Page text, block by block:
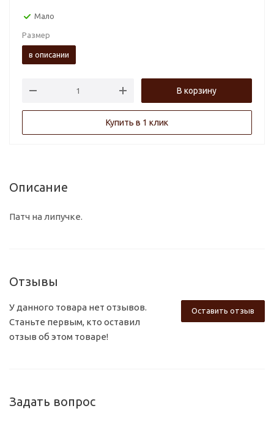
Мало
Размер
в описании
В корзину
Купить в 1 клик
Описание
Патч на липучке.
Отзывы
Оставить отзыв
У данного товара нет отзывов.
Станьте первым, кто оставил
отзыв об этом товаре!
Задать вопрос